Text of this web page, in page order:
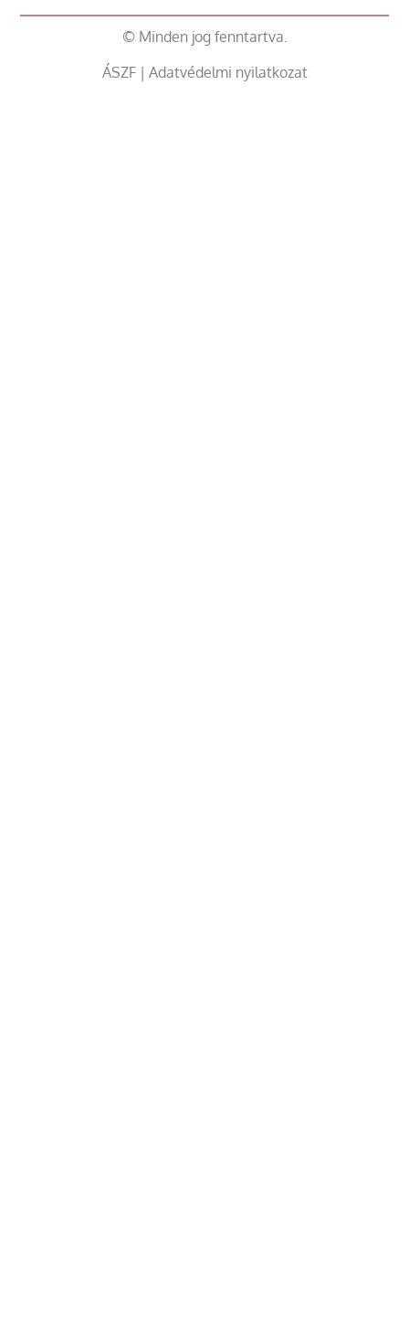
© Minden jog fenntartva.
ÁSZF| Adatvédelmi nyilatkozat